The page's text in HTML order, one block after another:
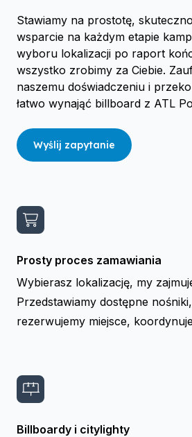
Stawiamy na prostotę,
wsparcie na każdym etapie
wyboru lokalizacji po raport
wszystko zrobimy za Ciebie.
naszemu doświadczeniu i
łatwo wynająć billboard z ATL
Wyślij zapytanie
Prosty proces zamawiania
Wybierasz lokalizację, my
Przedstawiamy dostępne
rezerwujemy miejsce,
Billboardy i citylighty